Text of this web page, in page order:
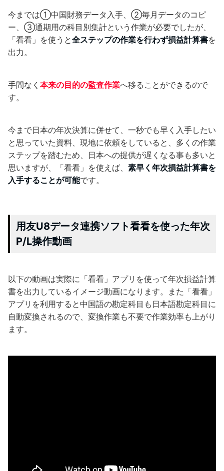
今までは①中国財務データ入手、②毎月データのコピ
ー、③通期用の科目別集計という作業が必要でしたが、
「看看」を使うと全ステップの作業を行わず損益計算書を
出力。
手間なく 本来の目的の監査作業へ移ることができるので
す。
今まで日本の年次決算に併せて、一秒でも早く入手したい
と思っていた資料、現地に依頼をしていると、多くの作業
ステップを踏むため、日本への提供が遅くなる事も多いと
思いますが、「看看」を使えば、 素早く年次損益計算書を
入手することが可能です。
用友U8データ連携ソフト看看を使った年次
P/L操作動画
以下の動画は実際に「看看」アプリを使って年次損益計算
書を出力しているイメージ動画になります。また「看看」
アプリを利用すると中国語の勘定科目も日本語勘定科目に
自動変換されるので、変換作業も不要で作業効率も上がり
ます。